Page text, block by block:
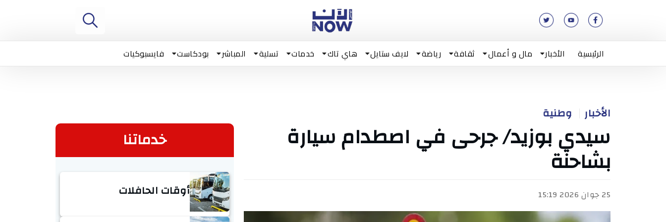
الرئيسية الأخبار مال و أعمال ثقافة رياضة لايف ستايل هاي تاك خدمات تسلية المباشر بودكاست فايسبوكيات
الأخبار وطنية
سيدي بوزيد/ جرحى في اصطدام سيارة
بشاحنة
25 جوان 2026 15:19
خدماتنا
أوقات الحافلات